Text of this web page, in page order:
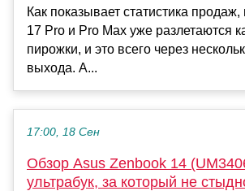
Как показывает статистика
17 Pro и Pro Max уже разлетаются
пирожки, и это всего через
выхода. А...
17:00, 18 Сен
Обзор Asus Zenbook 14
ультрабук, за который не